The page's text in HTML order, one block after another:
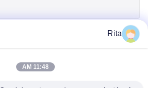
Rita
11:48 AM